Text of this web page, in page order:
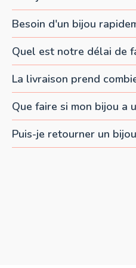
Besoin d'un bijou
Quel est notre délai de
La livraison prend
Que faire si mon bijou a
Puis-je retourner un